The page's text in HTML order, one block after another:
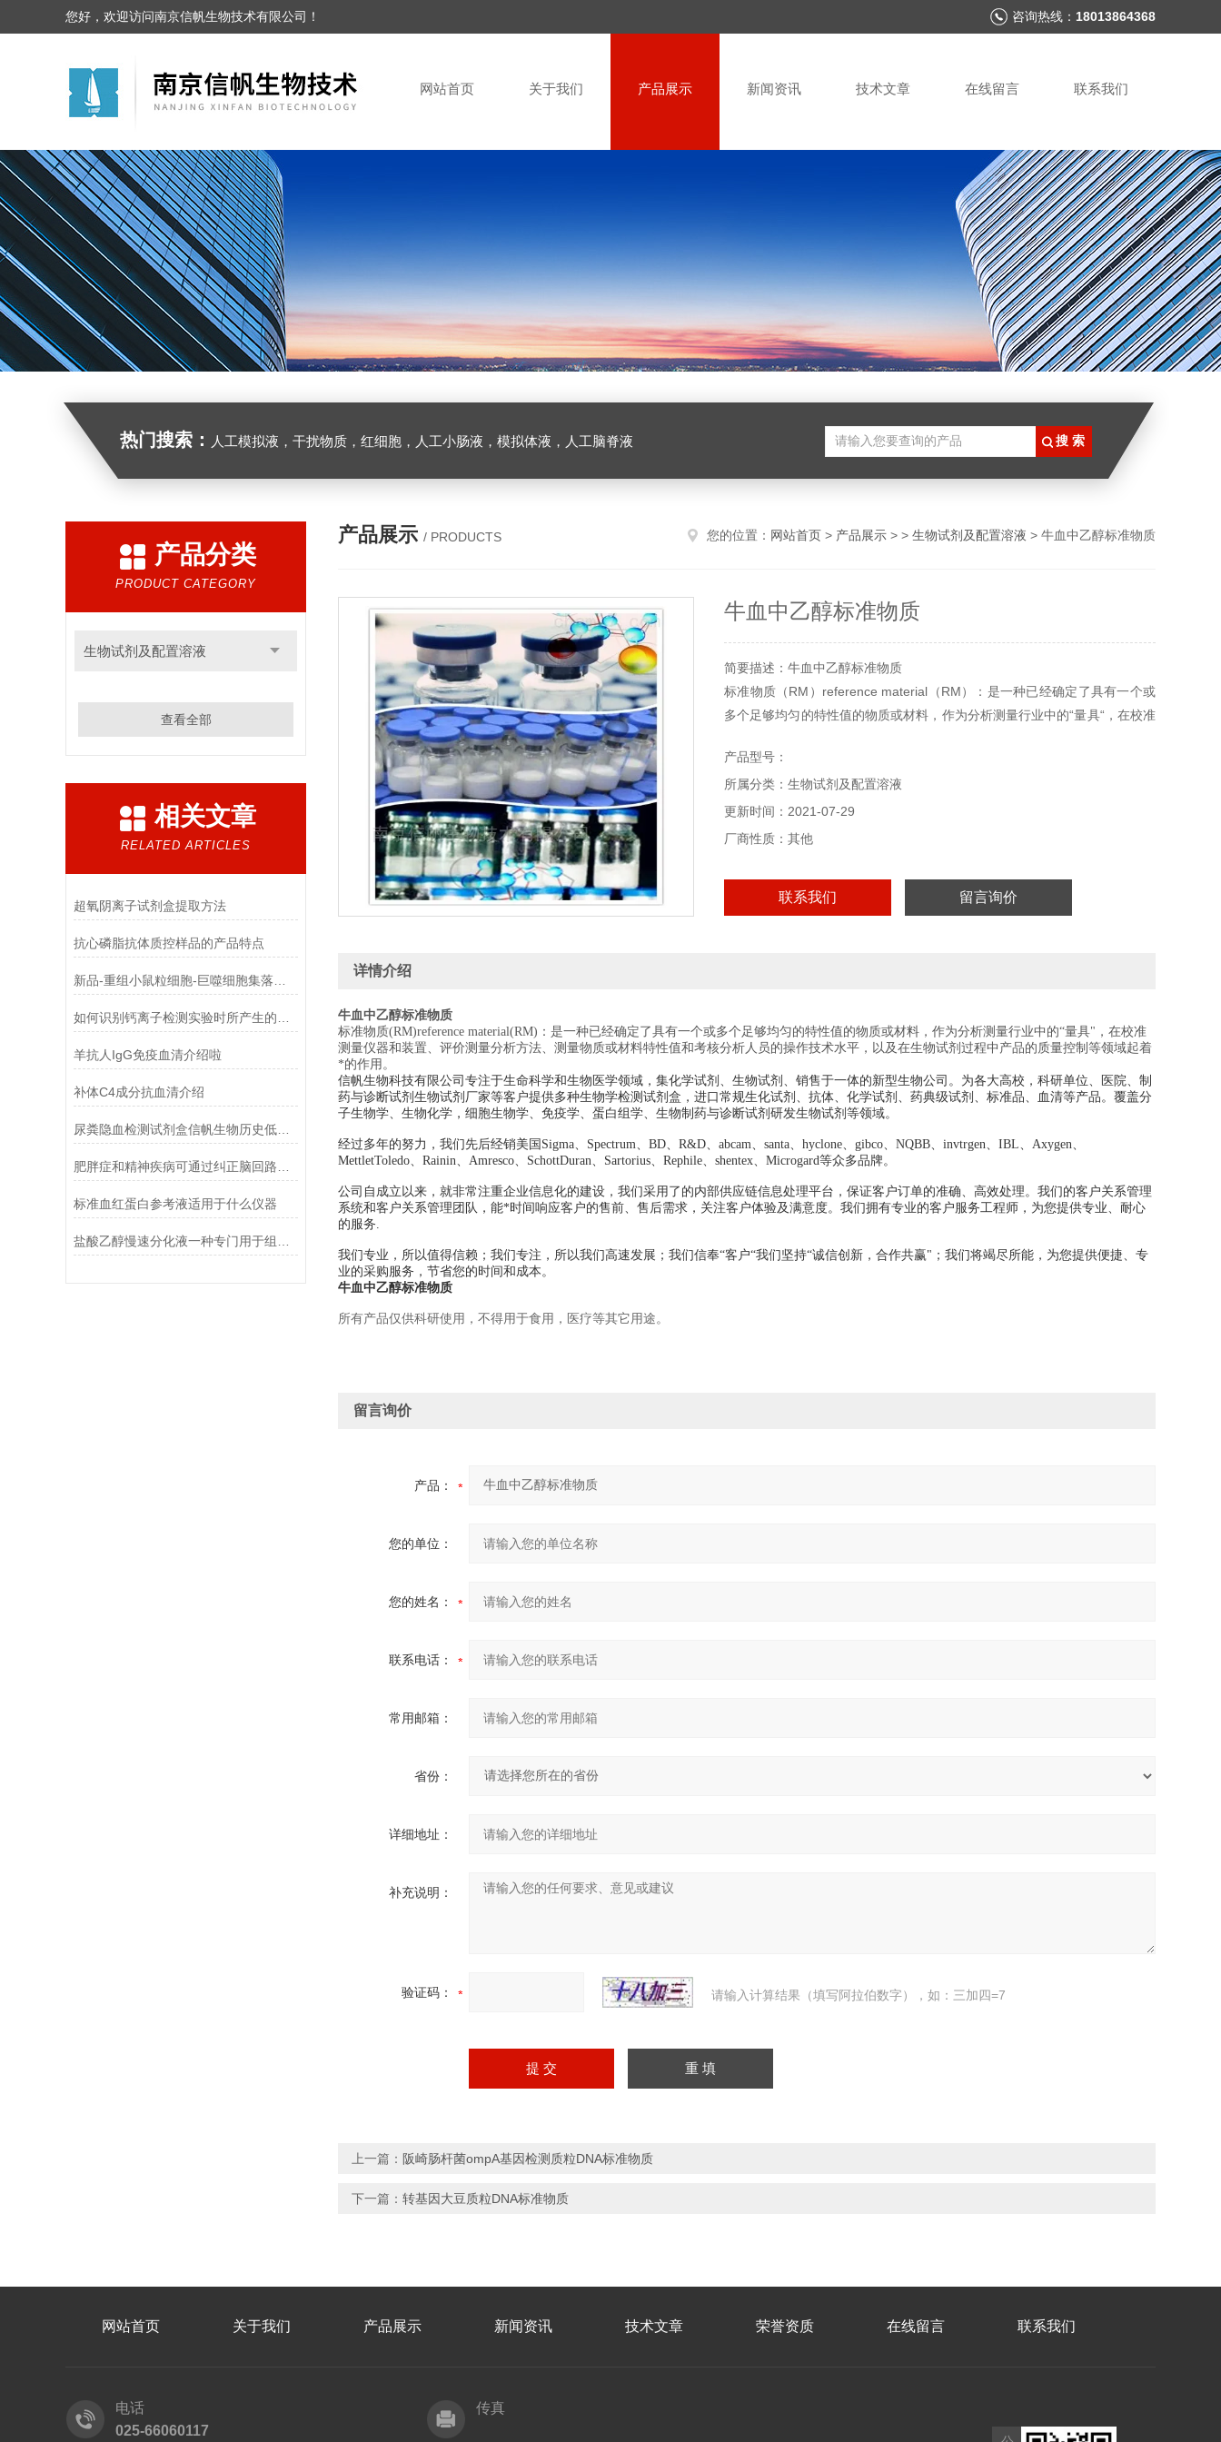
您好，欢迎访问南京信帆生物技术有限公司！ 咨询热线： 18013864368
网站首页 关于我们 产品展示 新闻资讯 技术文章 在线留言 联系我们
热门搜索： 人工模拟液，干扰物质，红细胞，人工小肠液，模拟体液，人工脑脊液
产品分类
PRODUCT CATEGORY
生物试剂及配置溶液
查看全部
相关文章
RELATED ARTICLES
超氧阴离子试剂盒提取方法
抗心磷脂抗体质控样品的产品特点
羊抗人IgG免疫血清介绍啦
补体C4成分抗血清介绍
尿粪隐血检测试剂盒信帆生物历史低，*！
标准血红蛋白参考液适用于什么仪器
产品展示 / PRODUCTS 您的位置： 网站首页 > 产品展示 > > 生物试剂及配置溶液 > 牛血中乙醇标准物质
牛血中乙醇标准物质
简要描述：牛血中乙醇标准物质
标准物质（RM）reference material（RM）：是一种已经确定了具有一个或
多个足够均匀的特性值的物质或材料，作为分析测量行业中的“量具“，在校准
员的操作技术水平，以及在生物试剂过程中产品的质量控制等领域起着*的作
用。所有产品仅供科研使用，不得用于食用，医疗等其它用途。
产品型号：
所属分类：生物试剂及配置溶液
更新时间：2021-07-29
厂商性质：其他
联系我们 留言询价
详情介绍
牛血中乙醇标准物质
标准物质(RM)reference material(RM)：是一种已经确定了具有一个或多个足够均匀的特性值的物质或材料，作为分析测量行业中的“量具"，在校准
测量仪器和装置、评价测量分析方法、测量物质或材料特性值和考核分析人员的操作技术水平，以及在生物试剂过程中产品的质量控制等领域起着
*的作用。
信帆生物科技有限公司专注于生命科学和生物医学领域，集化学试剂、生物试剂、销售于一体的新型生物公司。为各大高校，科研单位、医院、制
药与诊断试剂生物试剂厂家等客户提供多种生物学检测试剂盒，进口常规生化试剂、抗体、化学试剂、药典级试剂、标准品、血清等产品。覆盖分
子生物学、生物化学，细胞生物学、免疫学、蛋白组学、生物制药与诊断试剂研发生物试剂等领域。
经过多年的努力，我们先后经销美国Sigma、Spectrum、BD、R&D、abcam、santa、hyclone、gibco、NQBB、invtrgen、IBL、Axygen、
MettletToledo、Rainin、Amresco、SchottDuran、Sartorius、Rephile、shentex、Microgard等众多品牌。
公司自成立以来，就非常注重企业信息化的建设，我们采用了的内部供应链信息处理平台，保证客户订单的准确、高效处理。我们的客户关系管理
系统和客户关系管理团队，能*时间响应客户的售前、售后需求，关注客户体验及满意度。我们拥有专业的客户服务工程师，为您提供专业、耐心
的服务.
我们专业，所以值得信赖；我们专注，所以我们高速发展；我们信奉“客户“我们坚持“诚信创新，合作共赢"；我们将竭尽所能，为您提供便捷、专
业的采购服务，节省您的时间和成本。
牛血中乙醇标准物质
所有产品仅供科研使用，不得用于食用，医疗等其它用途。
留言询价
产品：
您的单位：
您的姓名：
联系电话：
常用邮箱：
省份：
详细地址：
补充说明：
验证码： 请输入计算结果（填写阿拉伯数字），如：三加四=7
上一篇： 阪崎肠杆菌ompA基因检测质粒DNA标准物质
下一篇： 转基因大豆质粒DNA标准物质
网站首页 关于我们 产品展示 新闻资讯 技术文章 荣誉资质 在线留言 联系我们
电话
025-66060117
传真